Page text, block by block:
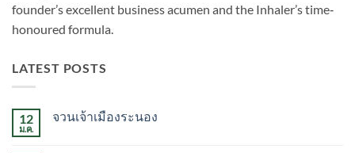
founder’s excellent business acumen and the Inhaler’s time­‐
honoured formula.
LATEST POSTS
12
ม.ค.
จวนเจ้าเมืองระนอง